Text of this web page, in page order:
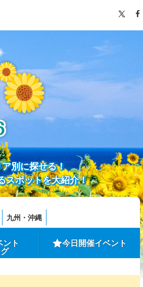
別に探せる！
スポットを大紹介！
九州・沖縄
ト 今日開催イベント